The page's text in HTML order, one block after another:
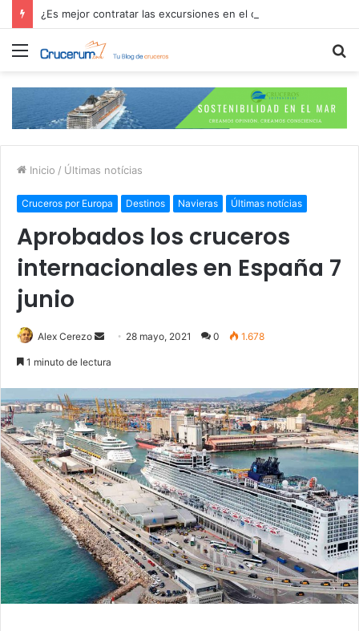
Menú
Inicio / Últimas notícias
Cruceros por Europa Destinos Navieras Últimas notícias
Aprobados los cruceros
internacionales en España 7
junio
Alex Cerezo
Send 28 mayo, 2021 0 1.678
1 minuto de lectura